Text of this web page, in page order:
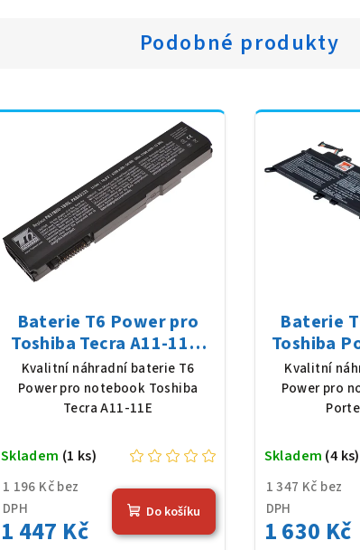
Podobné produkty
Baterie T6 Power pro
Toshiba Tecra A11-11E,
Li-Ion, 10,8 V, 5200 mAh
(56 Wh), černá
Kvalitní náhradní baterie T6
Power pro notebook Toshiba
Tecra A11-11E
1 196 Kč bez
DPH
1 447 Kč
Skladem (1 ks)
Do košíku
Baterie
Toshiba
Li-Poly,
(48
Kvalitní
Power pro
1 347 Kč bez
DPH
1 630 Kč
Skladem (4 ks)